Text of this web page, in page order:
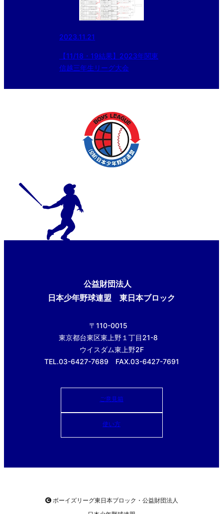
2023.11.21
【11/18・19結果】2023年関東
信越三年生リーグ大会
公益財団法人
日本少年野球連盟 東日本ブロック
〒110-0015
東京都台東区東上野１丁目21-8
ウイスダム東上野2F
TEL.03-6427-7689 FAX.03-6427-7691
ご意見箱
使い方
ボーイズリーグ東日本ブロック・公益財団法人